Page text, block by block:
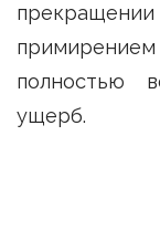
полностью
ущерб.